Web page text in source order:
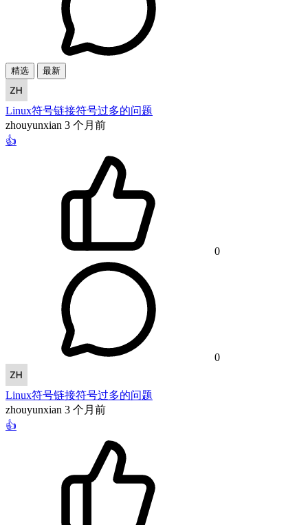
精选 最新
Linux符号链接符号过多的问题
zhouyunxian 3 个月前
👍
0
0
Linux符号链接符号过多的问题
zhouyunxian 3 个月前
👍